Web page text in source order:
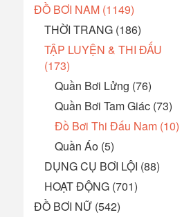
ĐỒ BƠI NAM (1149)
THỜI TRANG (186)
TẬP LUYỆN & THI ĐẤU
(173)
Quần Bơi Lửng (76)
Quần Bơi Tam Giác (73)
Đồ Bơi Thi Đấu Nam (10)
Quần Áo (5)
DỤNG CỤ BƠI LỘI (88)
HOẠT ĐỘNG (701)
ĐỒ BƠI NỮ (542)